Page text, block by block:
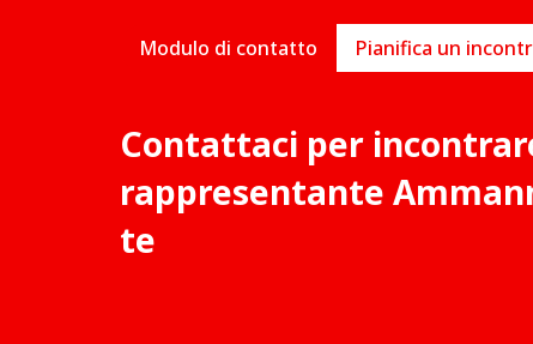
Modulo di contatto
Contattaci per
rappresentante
te